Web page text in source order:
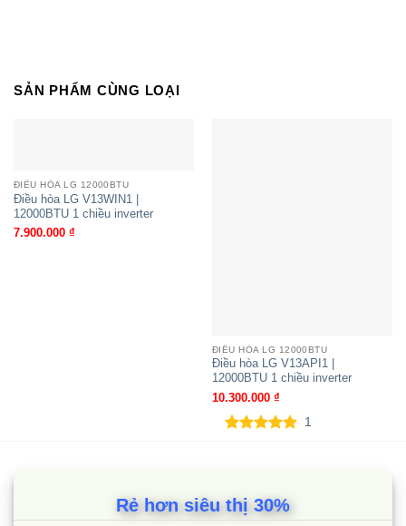
SẢN PHẨM CÙNG LOẠI
ĐIỀU HÒA LG 12000BTU
Điều hòa LG V13WIN1 |
12000BTU 1 chiều inverter
7.900.000 ₫
ĐIỀU HÒA LG 12000BTU
Điều hòa LG V13API1 |
12000BTU 1 chiều inverter
10.300.000 ₫
1
Rẻ hơn siêu thị 30%